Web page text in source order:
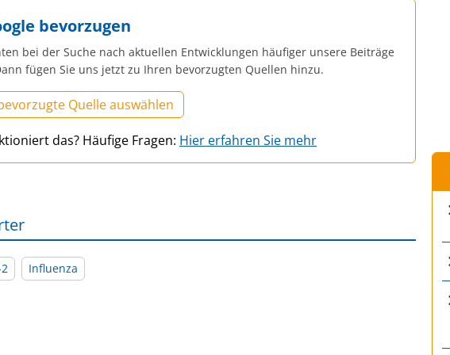
bevorzugen
bei der Suche nach aktuellen Entwicklungen häufiger unsere Beiträge
fügen Sie uns jetzt zu Ihren bevorzugten Quellen hinzu.
Quelle auswählen
das? Häufige Fragen: Hier erfahren Sie mehr
Influenza